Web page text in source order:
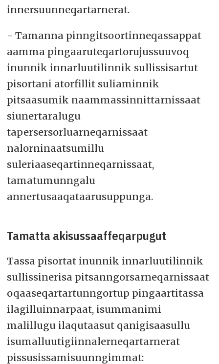
innersuunneqartarnerat.
- Tamanna pinngitsoortinneqassappat
aamma pingaaruteqartorujussuuvoq
inunnik innarluutilinnik sullissisartut
pisortani atorfillit suliaminnik
pitsaasumik naammassinnittarnissaat
siunertaralugu
tapersersorluarneqarnissaat
nalorninaatsumillu
suleriaaseqartinneqarnissaat,
tamatumunngalu
annertusaaqataarusuppunga.
Tamatta akisussaaffeqarpugut
Tassa pisortat inunnik innarluutilinnik
sullissinerisa pitsanngorsarneqarnissaat
oqaaseqartartunngortup pingaartitassa
ilagilluinnarpaat, isummanimi
malillugu ilaqutaasut qanigisaasullu
isumalluutigiinnalerneqartarnerat
pissusissamisuunngimmat: